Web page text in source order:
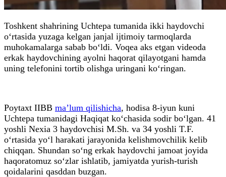
Toshkent shahrining Uchtepa tumanida ikki haydovchi
o‘rtasida yuzaga kelgan janjal ijtimoiy tarmoqlarda
muhokamalarga sabab bo‘ldi. Voqea aks etgan videoda
erkak haydovchining ayolni haqorat qilayotgani hamda
uning telefonini tortib olishga uringani ko‘ringan.
Poytaxt IIBB ma’lum qilishicha, hodisa 8-iyun kuni
Uchtepa tumanidagi Haqiqat ko‘chasida sodir bo‘lgan. 41
yoshli Nexia 3 haydovchisi M.Sh. va 34 yoshli T.F.
o‘rtasida yo‘l harakati jarayonida kelishmovchilik kelib
chiqqan. Shundan so‘ng erkak haydovchi jamoat joyida
haqoratomuz so‘zlar ishlatib, jamiyatda yurish-turish
qoidalarini qasddan buzgan.